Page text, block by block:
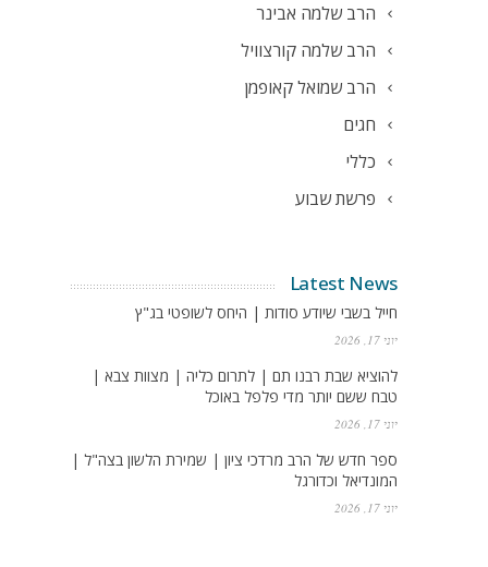
הרב שלמה אבינר
הרב שלמה קורצוויל
הרב שמואל קאופמן
חגים
כללי
פרשת שבוע
Latest News
חייל בשבי שיודע סודות | היחס לשופטי בג"ץ
יוני 17, 2026
להוציא שבת רבנו תם | לתרום כליה | מצוות צבא |
טבח ששם יותר מדי פלפל באוכל
יוני 17, 2026
ספר חדש של הרב מרדכי ציון | שמירת הלשון בצה"ל |
המונדיאל וכדורגל
יוני 17, 2026